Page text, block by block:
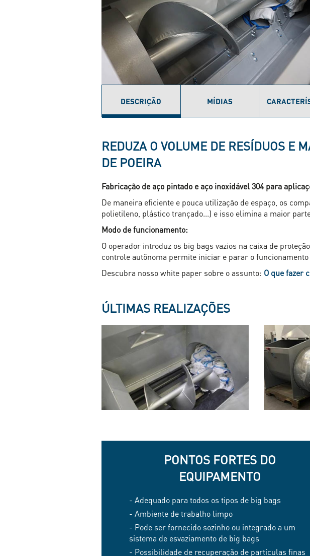
DESCRIÇÃO
MÍDIAS
REDUZA O VOLUME DE RESÍDUOS E
DE POEIRA
Fabricação de aço pintado e aço inoxidável 304 para
De maneira eficiente e pouca utilização de espaço, os
polietileno, plástico trançado...) e isso elimina a maior
Modo de funcionamento:
O operador introduz os big bags vazios na caixa de
controle autônoma permite iniciar e parar o funcionamento
Descubra nosso white paper sobre o assunto: O que fazer
ÚLTIMAS REALIZAÇÕES
PONTOS FORTES DO
EQUIPAMENTO
- Adequado para todos os tipos de big bags
- Ambiente de trabalho limpo
- Pode ser fornecido sozinho ou integrado a um
sistema de esvaziamento de big bags
- Possibilidade de recuperação de partículas finas